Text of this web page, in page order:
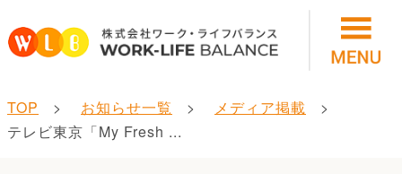
TOP お知らせ一覧
メディア掲載
テレビ東京「My Fresh ...